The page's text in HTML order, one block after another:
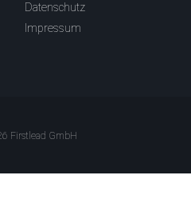
Datenschutz
Impressum
Firstlead GmbH